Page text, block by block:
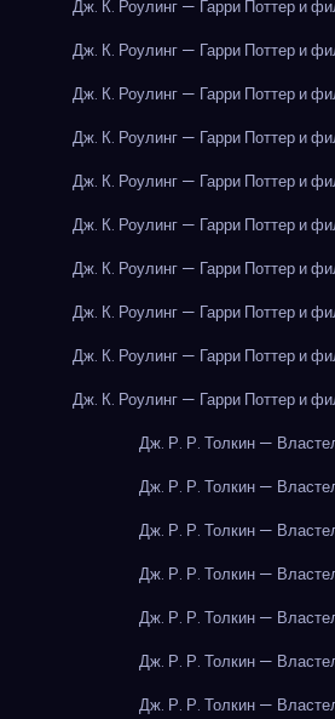
Дж. К. Роулинг — Гарри Поттер и
Дж. К. Роулинг — Гарри Поттер и
Дж. К. Роулинг — Гарри Поттер и
Дж. К. Роулинг — Гарри Поттер и
Дж. К. Роулинг — Гарри Поттер и
Дж. К. Роулинг — Гарри Поттер и
Дж. К. Роулинг — Гарри Поттер и
Дж. К. Роулинг — Гарри Поттер и
Дж. К. Роулинг — Гарри Поттер и
Дж. К. Роулинг — Гарри Поттер и
Дж. Р. Р. Толкин —
Дж. Р. Р. Толкин —
Дж. Р. Р. Толкин —
Дж. Р. Р. Толкин —
Дж. Р. Р. Толкин —
Дж. Р. Р. Толкин —
Дж. Р. Р. Толкин —